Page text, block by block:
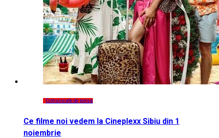
Comunicate de presa
Ce filme noi vedem la Cineplexx Sibiu din 1
noiembrie